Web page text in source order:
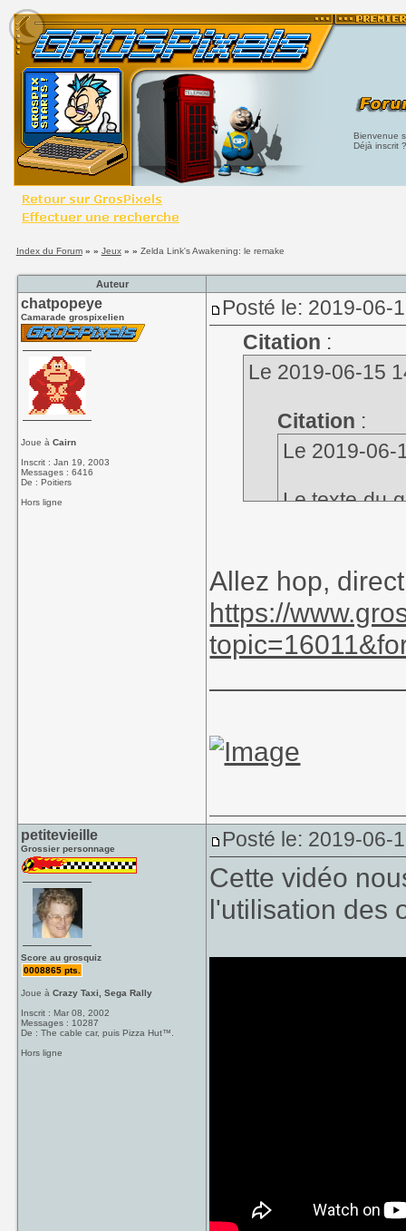
Bienvenue
Déjà inscrit
Index du Forum» » Jeux» » Zelda Link's Awakening: le remake
Auteur
chatpopeye
Camarade grospixelien
Joue àCairn
Inscrit : Jan 19, 2003
Messages : 6416
De : Poitiers
Hors ligne
Posté le: 2019-06-
Citation :
Le 2019-06-15
Citation :
Le 2019-06-
Le texte du
Brigre de
tout ! Tu es en
Allez hop,
https://
petitevieille
Grossier personnage
Score au grosquiz
0008865 pts.
Joue àCrazy Taxi, Sega Rally
Inscrit : Mar 08, 2002
Messages : 10287
De : The cable car, puis Pizza Hut™.
Hors ligne
Posté le: 2019-06-
Cette vidéo
l'utilisation des